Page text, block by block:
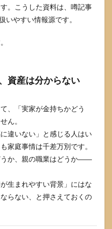
。こうした資料は、噂記事
いやすい情報源です。
資産は分からない
、「実家が金持ちかどう
ん。
違いない」と感じる人はい
家庭事情は千差万別です。
うか、親の職業はどうか――
生まれやすい背景」にはな
らない、と押さえておくの